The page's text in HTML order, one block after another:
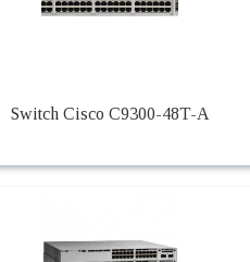
Switch Cisco C9300-48T-A